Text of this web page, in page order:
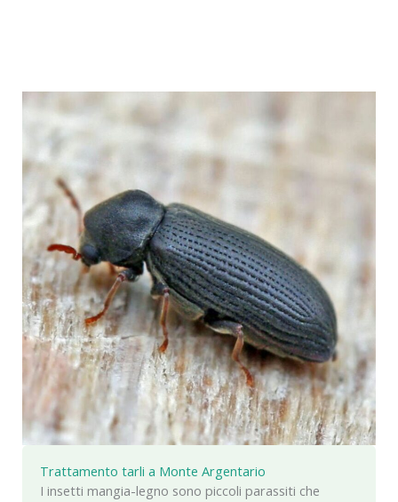
Trattamento tarli a Monte Argentario
I insetti mangia-legno sono piccoli parassiti che